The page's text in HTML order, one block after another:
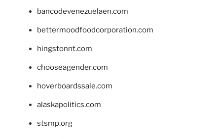
bancodevenezuelaen.com
bettermoodfoodcorporation.com
hingstonnt.com
chooseagender.com
hoverboardssale.com
alaskapolitics.com
stsmp.org